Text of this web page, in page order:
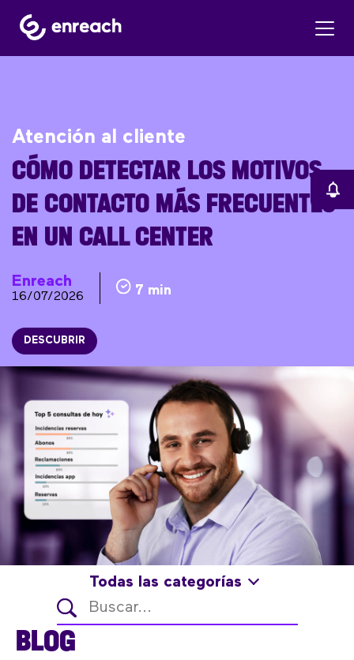
Atención al cliente
CÓMO DETECTAR LOS MOTIVOS
DE CONTACTO MÁS FRECUENTES
EN UN CALL CENTER
Enreach
16/07/2026 7 min
DESCUBRIR
Todas las categorías
BLOG